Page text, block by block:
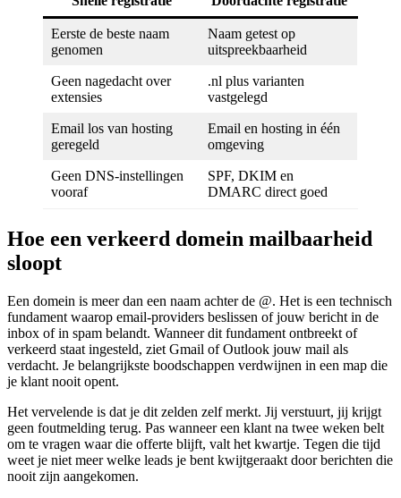
Eerste de beste naam
genomen
Naam getest op
uitspreekbaarheid
Geen nagedacht over
extensies
.nl plus varianten
vastgelegd
Email los van hosting
geregeld
Email en hosting in één
omgeving
Geen DNS-instellingen
vooraf
SPF, DKIM en
DMARC direct goed
Hoe een verkeerd domein mailbaarheid
sloopt
Een domein is meer dan een naam achter de @. Het is een technisch
fundament waarop email-providers beslissen of jouw bericht in de
inbox of in spam belandt. Wanneer dit fundament ontbreekt of
verkeerd staat ingesteld, ziet Gmail of Outlook jouw mail als
verdacht. Je belangrijkste boodschappen verdwijnen in een map die
je klant nooit opent.
Het vervelende is dat je dit zelden zelf merkt. Jij verstuurt, jij krijgt
geen foutmelding terug. Pas wanneer een klant na twee weken belt
om te vragen waar die offerte blijft, valt het kwartje. Tegen die tijd
weet je niet meer welke leads je bent kwijtgeraakt door berichten die
nooit zijn aangekomen.